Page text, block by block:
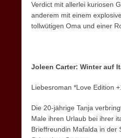
Verdict mit allerlei kuriosen
anderem mit einem
tollwütigen Oma und einer
Joleen Carter: Winter auf
Liebesroman *Love Edition
Die 20-jährige Tanja
Male ihren Urlaub bei ihrer
Brieffreundin Mafalda in der